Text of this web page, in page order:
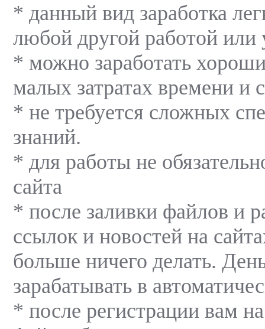
* данный вид заработка
любой другой работой или
* можно заработать
малых затратах времени и
* не требуется сложных
знаний.
* для работы не
сайта
* после заливки файлов и
ссылок и новостей на
больше ничего делать.
зарабатывать в
* после регистрации вам